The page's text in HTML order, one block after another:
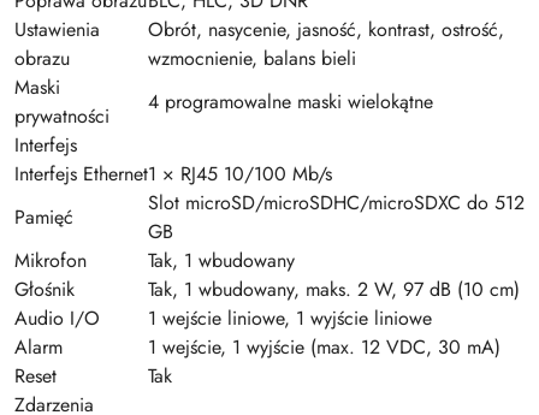
Ustawienia
obrazu
Obrót, nasycenie, jasność, kontrast, ostrość,
wzmocnienie, balans bieli
Maski
prywatności
4 programowalne maski wielokątne
Interfejs
Interfejs Ethernet1 × RJ45 10/100 Mb/s
Pamięć
Slot microSD/microSDHC/microSDXC do 512
GB
Mikrofon
Tak, 1 wbudowany
Głośnik
Tak, 1 wbudowany, maks. 2 W, 97 dB (10 cm)
Audio I/O
1 wejście liniowe, 1 wyjście liniowe
Alarm
1 wejście, 1 wyjście (max. 12 VDC, 30 mA)
Reset
Tak
Zdarzenia